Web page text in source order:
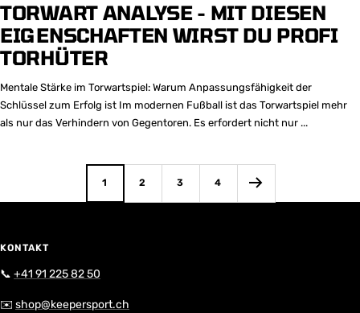
TORWART ANALYSE - MIT DIESEN
EIGENSCHAFTEN WIRST DU PROFI
TORHÜTER
Mentale Stärke im Torwartspiel: Warum Anpassungsfähigkeit der
Schlüssel zum Erfolg ist Im modernen Fußball ist das Torwartspiel mehr
als nur das Verhindern von Gegentoren. Es erfordert nicht nur ...
1 2 3 4
KONTAKT
📞 +41 91 225 82 50
✉️ shop@keepersport.ch